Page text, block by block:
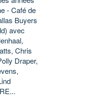
- Café de
Buyers
avec
Chris
Draper,